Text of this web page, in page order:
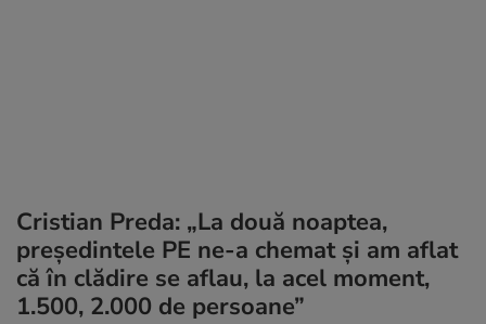
Cristian Preda: „La două noaptea,
preşedintele PE ne-a chemat şi am aflat
că în clădire se aflau, la acel moment,
1.500, 2.000 de persoane”